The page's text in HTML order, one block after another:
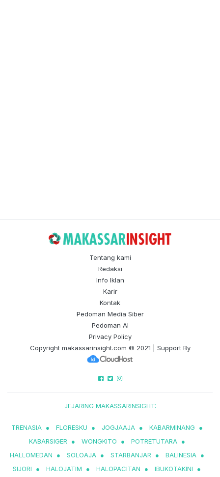
Tentang kami
Redaksi
Info Iklan
Karir
Kontak
Pedoman Media Siber
Pedoman AI
Privacy Policy
Copyright makassarinsight.com © 2021 | Support By
JEJARING MAKASSARINSIGHT:
TRENASIA ● FLORESKU ● JOGJAAJA ● KABARMINANG
●
KABARSIGER ● WONGKITO ● POTRETUTARA ●
HALLOMEDAN
● SOLOAJA ● STARBANJAR ● BALINESIA ●
SIJORI
● HALOJATIM ● HALOPACITAN ● IBUKOTAKINI ●